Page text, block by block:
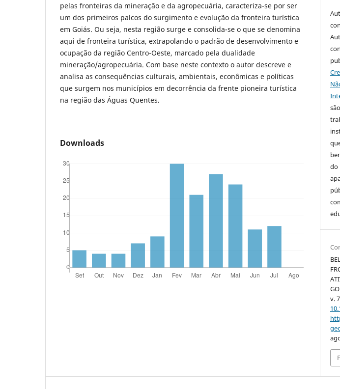
pelas fronteiras da mineração e da agropecuária, caracteriza-se por ser
um dos primeiros palcos do surgimento e evolução da fronteira turística
em Goiás. Ou seja, nesta região surge e consolida-se o que se denomina
aqui de fronteira turística, extrapolando o padrão de desenvolvimento e
ocupação da região Centro-Oeste, marcado pela dualidade
mineração/agropecuária. Com base neste contexto o autor descreve e
analisa as consequências culturais, ambientais, econômicas e políticas
que surgem nos municípios em decorrência da frente pioneira turística
na região das Águas Quentes.
Downloads
do
v.